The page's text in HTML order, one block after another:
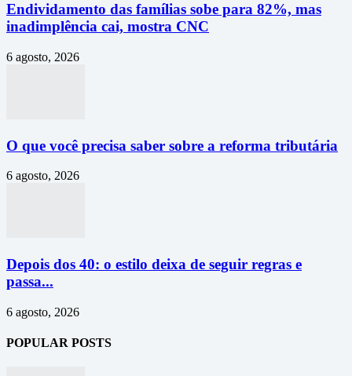
Endividamento das famílias sobe para 82%, mas
inadimplência cai, mostra CNC
6 agosto, 2026
O que você precisa saber sobre a reforma tributária
6 agosto, 2026
Depois dos 40: o estilo deixa de seguir regras e
passa...
6 agosto, 2026
POPULAR POSTS